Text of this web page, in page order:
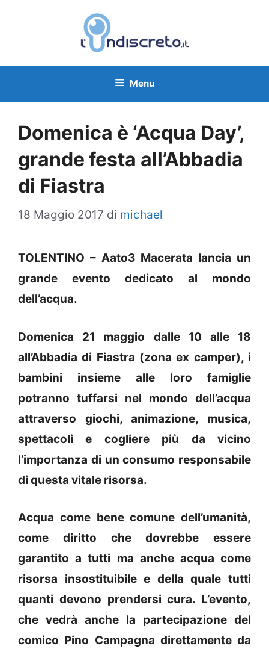
Menu
Domenica è ‘Acqua Day’,
grande festa all’Abbadia
di Fiastra
18 Maggio 2017 di michael
TOLENTINO – Aato3 Macerata lancia un
grande evento dedicato al mondo
dell’acqua.
Domenica 21 maggio dalle 10 alle 18
all’Abbadia di Fiastra (zona ex camper), i
bambini insieme alle loro famiglie
potranno tuffarsi nel mondo dell’acqua
attraverso giochi, animazione, musica,
spettacoli e cogliere più da vicino
l’importanza di un consumo responsabile
di questa vitale risorsa.
Acqua come bene comune dell’umanità,
come diritto che dovrebbe essere
garantito a tutti ma anche acqua come
risorsa insostituibile e della quale tutti
quanti devono prendersi cura. L’evento,
che vedrà anche la partecipazione del
comico Pino Campagna direttamente da